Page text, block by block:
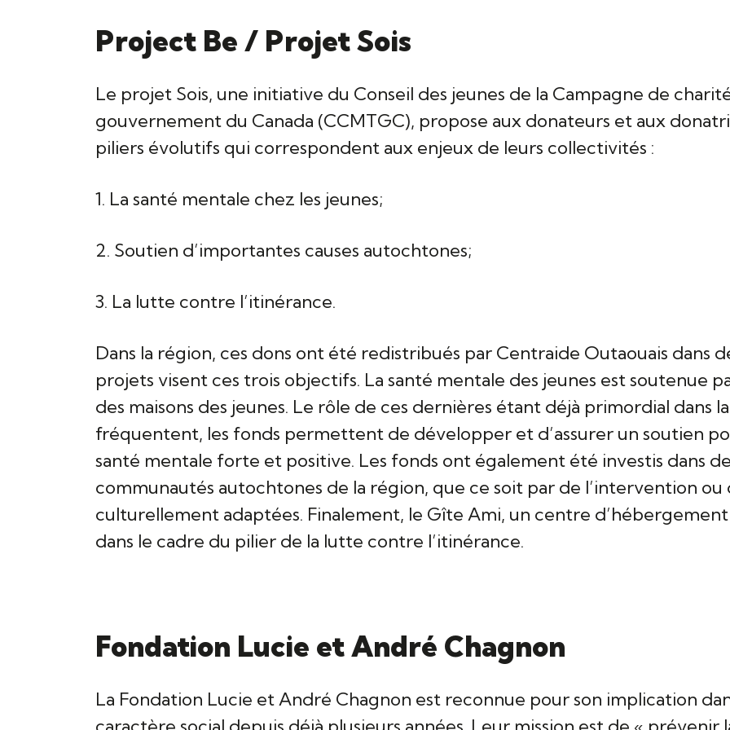
Project Be / Projet Sois
Le projet Sois, une initiative du Conseil des jeunes de la Campagne de
gouvernement du Canada (CCMTGC), propose aux donateurs et aux
piliers évolutifs qui correspondent aux enjeux de leurs collectivités :
1. La santé mentale chez les jeunes;
2. Soutien d’importantes causes autochtones;
3. La lutte contre l’itinérance.
Dans la région, ces dons ont été redistribués par Centraide Outaouais dans
projets visent ces trois objectifs. La santé mentale des jeunes est soutenue
des maisons des jeunes. Le rôle de ces dernières étant déjà primordial dans
fréquentent, les fonds permettent de développer et d’assurer un soutien
santé mentale forte et positive. Les fonds ont également été investis dans
communautés autochtones de la région, que ce soit par de l’intervention ou
culturellement adaptées. Finalement, le Gîte Ami, un centre
dans le cadre du pilier de la lutte contre l’itinérance.
Fondation Lucie et André Chagnon
La Fondation Lucie et André Chagnon est reconnue pour son implication